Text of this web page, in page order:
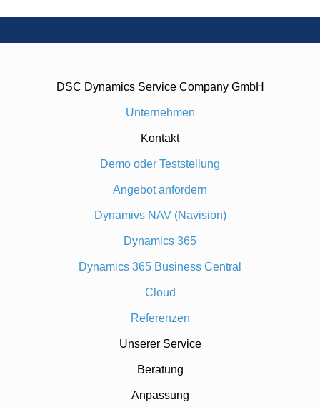
DSC Dynamics Service Company GmbH
Unternehmen
Kontakt
Demo oder Teststellung
Angebot anfordern
Dynamivs NAV (Navision)
Dynamics 365
Dynamics 365 Business Central
Cloud
Referenzen
Unserer Service
Beratung
Anpassung